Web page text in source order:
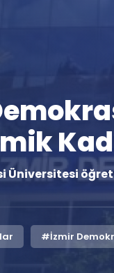
Üniversitesi
#İzmir